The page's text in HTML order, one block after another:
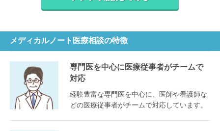
メディカルノート医療相談の特徴
専門医を中心に医療従事者がチームで
対応
経験豊富な専門医を中心に、医師や看護師な
どの医療従事者がチームで対応しています。